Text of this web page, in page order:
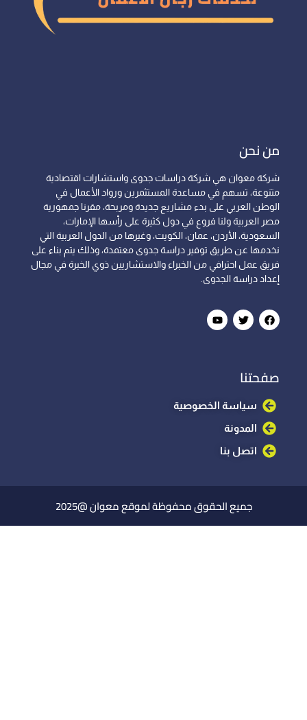
من نحن
شركة معوان هي شركة دراسات جدوى واستشارات اقتصادية
متنوعة، تسهم في مساعدة المستثمرين ورواد الأعمال في
الوطن العربي على بدء مشاريع جديدة ومربحة، مقرنا جمهورية
مصر العربية ولنا فروع في دول كثيرة على رأسها الإمارات،
السعودية، الأردن، عمان، الكويت، وغيرها من الدول العربية التي
نخدمها عن طريق توفير دراسة جدوى معتمدة، وذلك يتم بناء على
فريق عمل احترافي من الخبراء والاستشاريين ذوي الخبرة في مجال
إعداد دراسة الجدوى.
صفحتنا
سياسة الخصوصية
المدونة
اتصل بنا
جميع الحقوق محفوظة لموقع معوان @2025